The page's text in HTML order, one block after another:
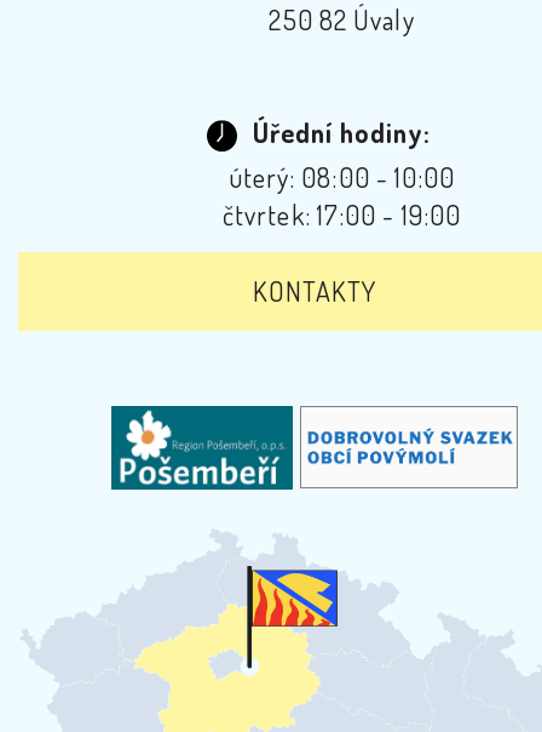
250 82 Úvaly
Úřední hodiny:
úterý: 08:00 - 10:00
čtvrtek: 17:00 - 19:00
KONTAKTY